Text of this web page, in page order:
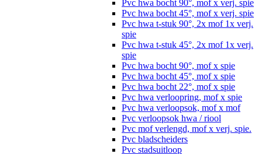
Pvc hwa bocht 90°, mof x verj. spie
Pvc hwa bocht 45°, mof x verj. spie
Pvc hwa t-stuk 90°, 2x mof 1x verj.
spie
Pvc hwa t-stuk 45°, 2x mof 1x verj.
spie
Pvc hwa bocht 90°, mof x spie
Pvc hwa bocht 45°, mof x spie
Pvc hwa bocht 22°, mof x spie
Pvc hwa verloopring, mof x spie
Pvc hwa verloopsok, mof x mof
Pvc verloopsok hwa / riool
Pvc mof verlengd, mof x verj. spie.
Pvc bladscheiders
Pvc stadsuitloop